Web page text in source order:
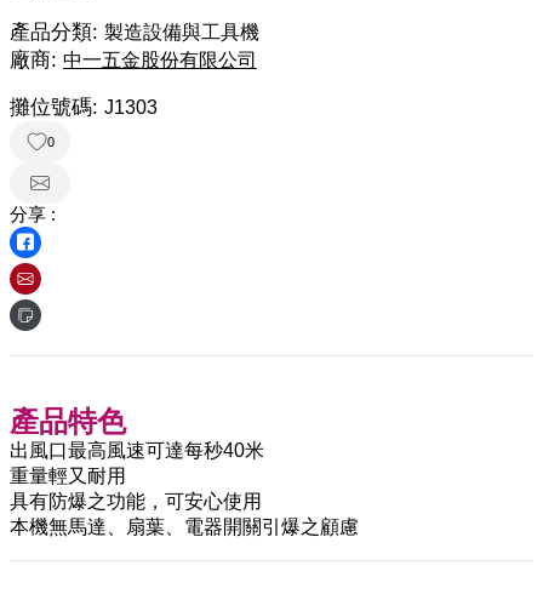
產品分類: 製造設備與工具機
廠商: 中一五金股份有限公司
攤位號碼: J1303
0
分享 :
產品特色
出風口最高風速可達每秒40米
重量輕又耐用
具有防爆之功能，可安心使用
本機無馬達、扇葉、電器開關引爆之顧慮